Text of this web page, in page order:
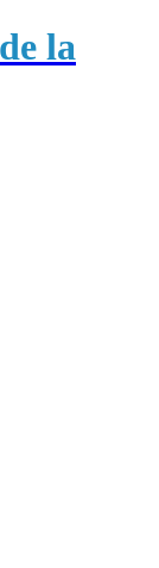
la